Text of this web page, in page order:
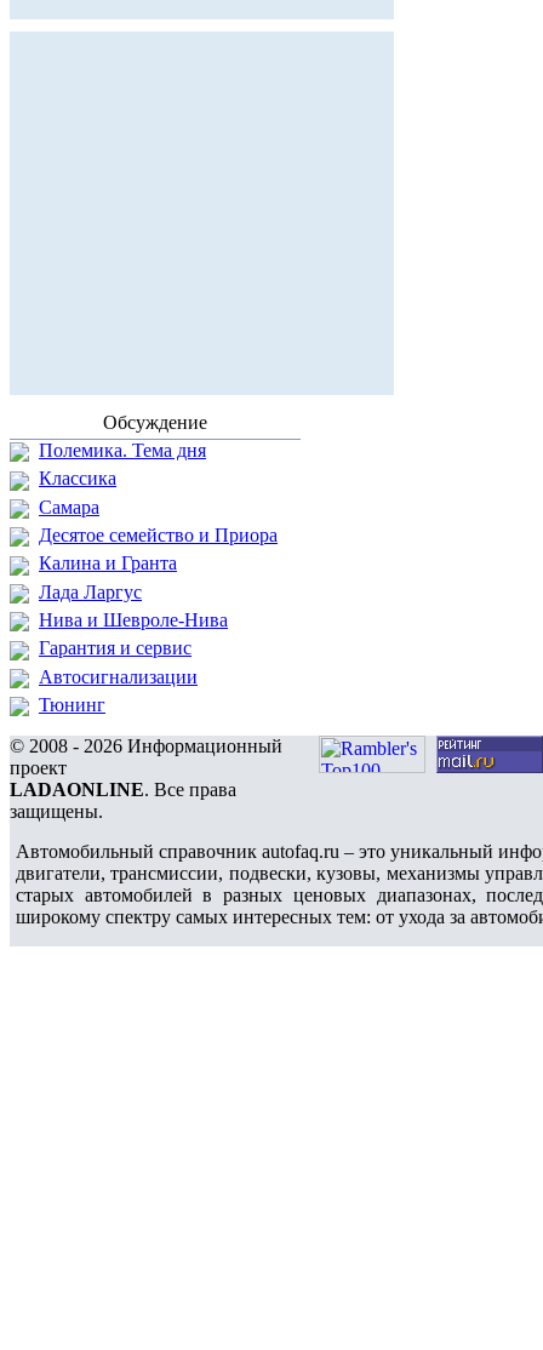
Обсуждение
Полемика. Тема дня
Классика
Самара
Десятое семейство и Приора
Калина и Гранта
Лада Ларгус
Нива и Шевроле-Нива
Гарантия и сервис
Автосигнализации
Тюнинг
© 2008 - 2026 Информационный
проект
LADAONLINE. Все права
защищены.
Автомобильный справочник autofaq.ru – это уникальный
двигатели, трансмиссии, подвески, кузовы, механизмы
старых автомобилей в разных ценовых диапазонах,
широкому спектру самых интересных тем: от ухода за